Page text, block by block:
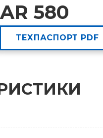
580
ТЕХПАСПОРТ PDF